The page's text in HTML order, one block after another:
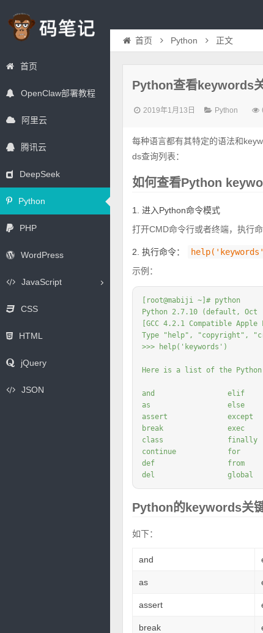
首页
OpenClaw部署教程
阿里云
腾讯云
DeepSeek
Python
PHP
WordPress
JavaScript
CSS
HTML
jQuery
JSON
首页 Python 正文
Python查看keywords
2019年1月13日 Python
每种语言都有其特定的语法和
ds查询列表：
如何查看Python
1. 进入Python命令模式
打开CMD命令行或者终端，执行命
2. 执行命令：
示例：
[root@mabiji ~]# python
Python 2.7.10 (default, Oct
[GCC 4.2.1 Compatible
Type "help", "copyright",
>>> help('keywords')
Here is a list of the Python
and                 elif
as                  else
assert
break
class               finally
continue            for
def                 from
del                 global
Python的keywords关
如下：
and
as
assert
break